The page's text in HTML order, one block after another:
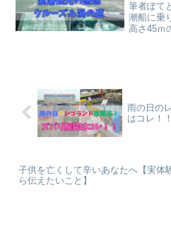
筆者ぽて
潮船に乗
高さ45ｍ
雨の日の
はコレ！！
子供を亡くして辛いあなたへ【実体
ら伝えたいこと】